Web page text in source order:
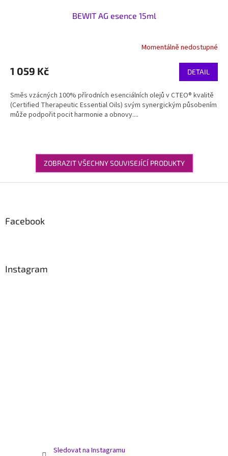
BEWIT AG esence 15ml
Momentálně nedostupné
1 059 Kč DETAIL
Směs vzácných 100% přírodních esenciálních olejů v CTEO® kvalitě
(Certified Therapeutic Essential Oils) svým synergickým působením
může podpořit pocit harmonie a obnovy....
ZOBRAZIT VŠECHNY SOUVISEJÍCÍ PRODUKTY
Facebook
Instagram
Sledovat na Instagramu